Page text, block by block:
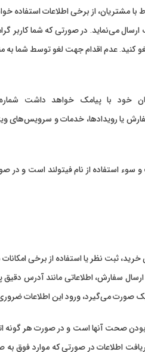
مشتریان، از برخی اطلاعات استفاده
می‌نماید. در صورتی که شما کاربر
کنید. عدم اقدام جهت لغو توسط شما به
پردازش سفارش یا رویدادها، خدمات و
سوء استفاده از نام فیتولند است و در
ثبت نظر یا استفاده از برخی
سفارش، اطلاعاتی مانند آدرس دقیق
صورت می‌گیرد، ورود این اطلاعات
صحت آنها است و در صورت هر گونه
اطلاعات در صورتی که موارد فوق